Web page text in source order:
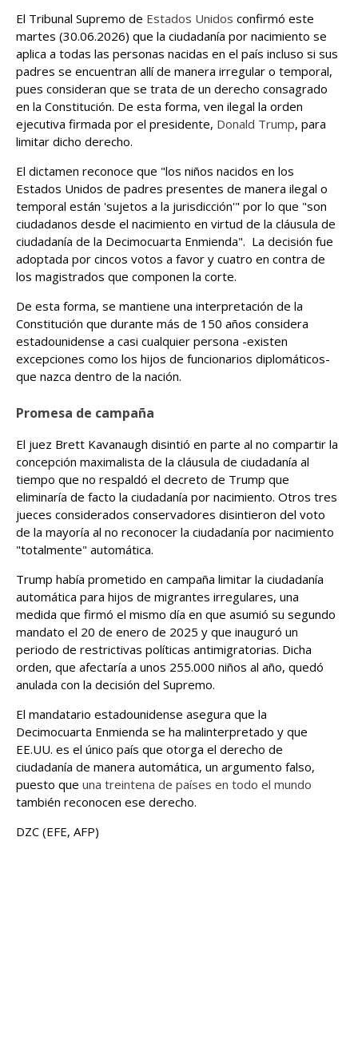
El Tribunal Supremo de Estados Unidos confirmó este
martes (30.06.2026) que la ciudadanía por nacimiento se
aplica a todas las personas nacidas en el país incluso si sus
padres se encuentran allí de manera irregular o temporal,
pues consideran que se trata de un derecho consagrado
en la Constitución. De esta forma, ven ilegal la orden
ejecutiva firmada por el presidente, Donald Trump, para
limitar dicho derecho.
El dictamen reconoce que "los niños nacidos en los
Estados Unidos de padres presentes de manera ilegal o
temporal están 'sujetos a la jurisdicción'" por lo que "son
ciudadanos desde el nacimiento en virtud de la cláusula de
ciudadanía de la Decimocuarta Enmienda". La decisión fue
adoptada por cincos votos a favor y cuatro en contra de
los magistrados que componen la corte.
De esta forma, se mantiene una interpretación de la
Constitución que durante más de 150 años considera
estadounidense a casi cualquier persona -existen
excepciones como los hijos de funcionarios diplomáticos-
que nazca dentro de la nación.
Promesa de campaña
El juez Brett Kavanaugh disintió en parte al no compartir la
concepción maximalista de la cláusula de ciudadanía al
tiempo que no respaldó el decreto de Trump que
eliminaría de facto la ciudadanía por nacimiento. Otros tres
jueces considerados conservadores disintieron del voto
de la mayoría al no reconocer la ciudadanía por nacimiento
"totalmente" automática.
Trump había prometido en campaña limitar la ciudadanía
automática para hijos de migrantes irregulares, una
medida que firmó el mismo día en que asumió su segundo
mandato el 20 de enero de 2025 y que inauguró un
periodo de restrictivas políticas antimigratorias. Dicha
orden, que afectaría a unos 255.000 niños al año, quedó
anulada con la decisión del Supremo.
El mandatario estadounidense asegura que la
Decimocuarta Enmienda se ha malinterpretado y que
EE.UU. es el único país que otorga el derecho de
ciudadanía de manera automática, un argumento falso,
puesto que una treintena de países en todo el mundo
también reconocen ese derecho.
DZC (EFE, AFP)